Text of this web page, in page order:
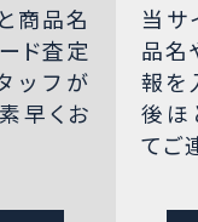
商品名
ド査定
ッフが
早くお
当サ
品名
報を
後ほ
てご